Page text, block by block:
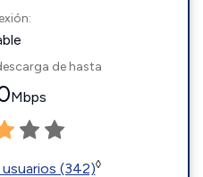
de hasta
Mbps
(342)◊